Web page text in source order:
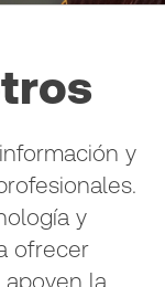
y
y
ofrecer
la